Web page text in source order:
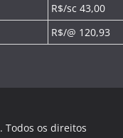
R$/sc 43,00
R$/@ 120,93
. Todos os direitos